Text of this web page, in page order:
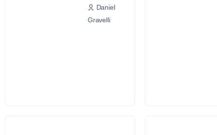
Daniel
Gravelli